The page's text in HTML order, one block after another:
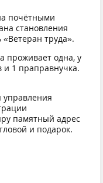
почётными
становления
труда».
проживает одна, у
и 1 праправнучка.
управления
памятный адрес
и подарок.